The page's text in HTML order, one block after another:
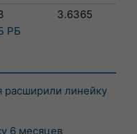
3.6365
РБ
расширили линейку
6 месяцев